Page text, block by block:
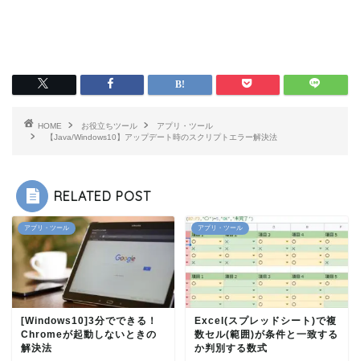
HOME お役立ちツール
アプリ・ツール
【Java/Windows10】アップデート時のスクリプトエラー解決法
RELATED POST
アプリ・ツール
[Windows10]3分でできる！
Chromeが起動しないときの
解決法
アプリ・ツール
Excel(スプレッドシート)で複
数セル(範囲)が条件と一致する
か判別する数式